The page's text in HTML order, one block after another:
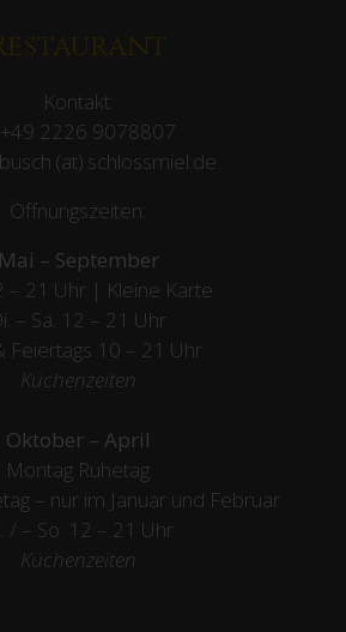
Kontakt:
+49 2226 9078807
(at) schlossmiel.de
Öffnungszeiten:
Mai – September
– 21 Uhr | Kleine Karte
– Sa. 12 – 21 Uhr
Feiertags 10 – 21 Uhr
Küchenzeiten
Oktober – April
Montag Ruhetag
– nur im Januar und Februar
/ – So. 12 – 21 Uhr
Küchenzeiten